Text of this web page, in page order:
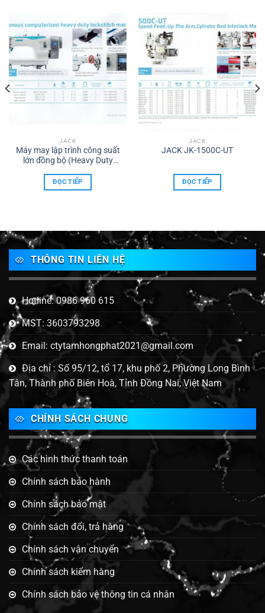
JACK
Máy may lập trình công suất
lớn đồng bộ (Heavy Duty
ĐỌC TIẾP
JACK
JACK JK-1500C-UT
ĐỌC TIẾP
THÔNG TIN LIÊN HỆ
Hotline: 0986 960 615
MST: 3603793298
Email: ctytamhongphat2021@gmail.com
Địa chỉ : Số 95/12, tổ 17, khu phố 2, Phường Long Bình
Tân, Thành phố Biên Hoà, Tỉnh Đồng Nai, Việt Nam
CHÍNH SÁCH CHUNG
Các hình thức thanh toán
Chính sách bảo hành
Chính sách bảo mật
Chính sách đổi, trả hàng
Chính sách vận chuyển
Chính sách kiểm hàng
Chính sách bảo vệ thông tin cá nhân